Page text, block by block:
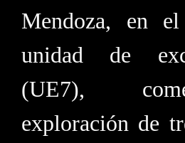
Mendoza, en
unidad de
(UE7),
exploración de